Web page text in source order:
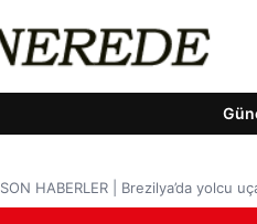
SON HABERLER | Brezilya’da yolcu